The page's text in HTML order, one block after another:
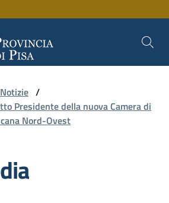
Notizie /
Presidente della nuova Camera di
Nord-Ovest